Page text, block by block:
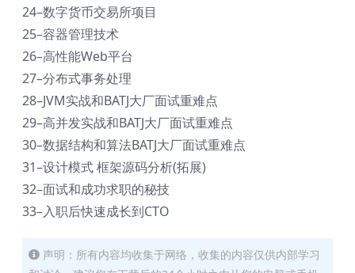
24–数字货币交易所项目
25–容器管理技术
26–高性能Web平台
27–分布式事务处理
28–JVM实战和BATJ大厂面试重难点
29–高并发实战和BATJ大厂面试重难点
30–数据结构和算法BATJ大厂面试重难点
31–设计模式 框架源码分析(拓展)
32–面试和成功求职的秘技
33–入职后快速成长到CTO
声明：所有内容均收集于网络，收集的内容仅供内部学习